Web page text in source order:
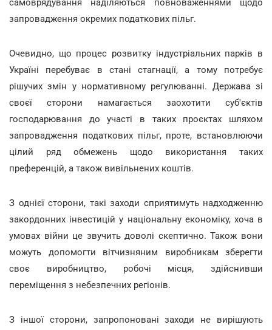
самоврядування наділяються повноваженнями щодо
запровадження окремих податкових пільг.
Очевидно, що процес розвитку індустріальних парків в
Україні перебуває в стані стагнації, а тому потребує
рішучих змін у нормативному регулюванні. Держава зі
своєї сторони намагається заохотити суб'єктів
господарювання до участі в таких проєктах шляхом
запровадження податкових пільг, проте, встановлюючи
цілий ряд обмежень щодо використання таких
преференцій, а також вивільнених коштів.
З однієї сторони, такі заходи сприятимуть надходженню
закордонних інвестицій у національну економіку, хоча в
умовах війни це звучить доволі скептично. Також вони
можуть допомогти вітчизняним виробникам зберегти
своє виробництво, робочі місця, здійснивши
переміщення з небезпечних регіонів.
З іншої сторони, запропоновані заходи не вирішують